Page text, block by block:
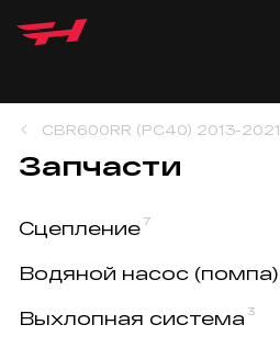
CBR600RR (PC40) 2013-2021
Запчасти
Сцепление 7
Водяной насос (помпа)
Выхлопная система 3